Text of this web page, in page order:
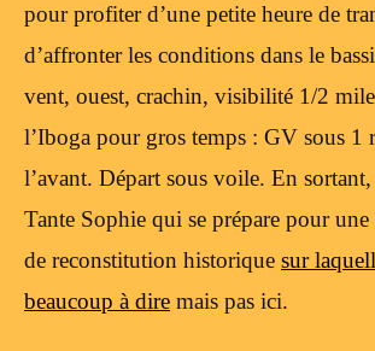
pour profiter d’une petite heure de
d’affronter les conditions dans le
vent, ouest, crachin, visibilité 1/2
l’Iboga pour gros temps : GV sous 1
l’avant. Départ sous voile. En
Tante Sophie qui se prépare pour
de reconstitution historique sur
beaucoup à dire mais pas ici.